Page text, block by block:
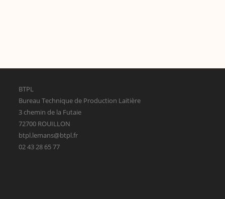
BTPL
Bureau Technique de Production Laitière
3 chemin de la Futaie
72700 ROUILLON
btpl.lemans@btpl.fr
02 43 28 65 77